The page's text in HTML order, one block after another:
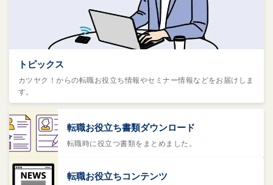
トピックス
カツヤク！からの転職お役立ち情報やセミナー情報などをお届けしま
す。
転職お役立ち書類ダウンロード
転職時に役立つ書類をまとめました。
転職お役立ちコンテンツ